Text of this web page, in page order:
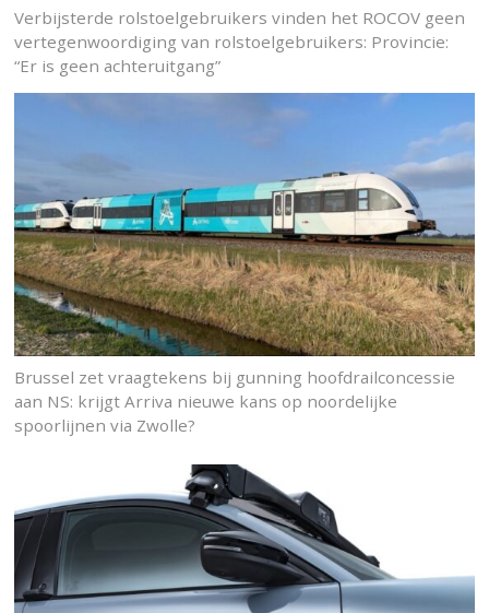
Verbijsterde rolstoelgebruikers vinden het ROCOV geen
vertegenwoordiging van rolstoelgebruikers: Provincie:
“Er is geen achteruitgang”
Brussel zet vraagtekens bij gunning hoofdrailconcessie
aan NS: krijgt Arriva nieuwe kans op noordelijke
spoorlijnen via Zwolle?